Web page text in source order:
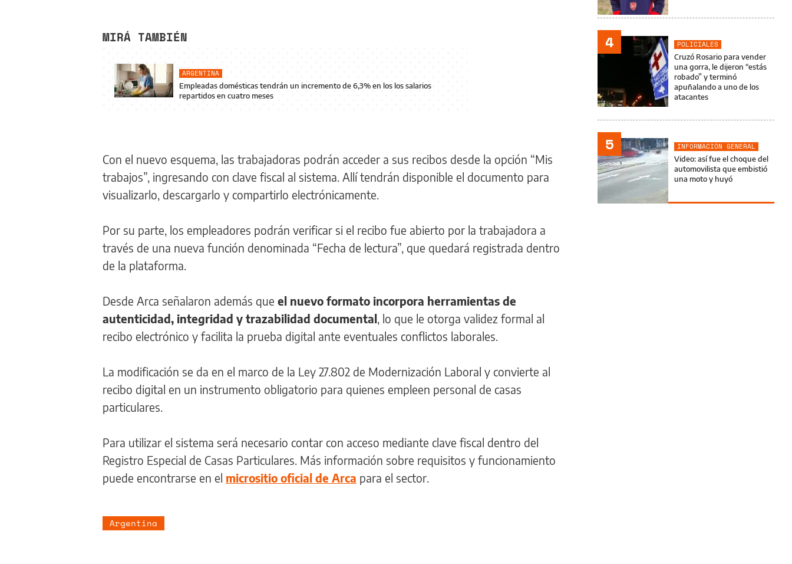
MIRÁ TAMBIÉN
ARGENTINA
Empleadas domésticas tendrán un incremento de 6,3% en los los salarios
repartidos en cuatro meses
Con el nuevo esquema, las trabajadoras podrán acceder a sus recibos desde la opción “Mis
trabajos”, ingresando con clave fiscal al sistema. Allí tendrán disponible el documento para
visualizarlo, descargarlo y compartirlo electrónicamente.
Por su parte, los empleadores podrán verificar si el recibo fue abierto por la trabajadora a
través de una nueva función denominada “Fecha de lectura”, que quedará registrada dentro
de la plataforma.
Desde Arca señalaron además que el nuevo formato incorpora herramientas de
autenticidad, integridad y trazabilidad documental, lo que le otorga validez formal al
recibo electrónico y facilita la prueba digital ante eventuales conflictos laborales.
La modificación se da en el marco de la Ley 27.802 de Modernización Laboral y convierte al
recibo digital en un instrumento obligatorio para quienes empleen personal de casas
particulares.
Para utilizar el sistema será necesario contar con acceso mediante clave fiscal dentro del
Registro Especial de Casas Particulares. Más información sobre requisitos y funcionamiento
puede encontrarse en el micrositio oficial de Arca para el sector.
Argentina
4
POLICIALES
Cruzó Rosario para vender
una gorra, le dijeron “estás
robado” y terminó
apuñalando a uno de los
atacantes
5
INFORMACIÓN GENERAL
Video: así fue el choque del
automovilista que embistió
una moto y huyó